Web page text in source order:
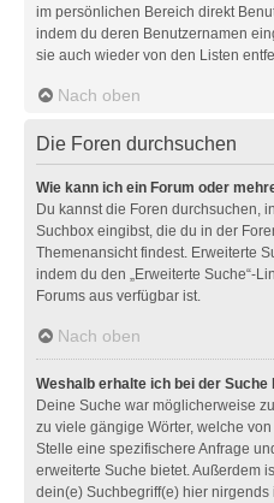
im persönlichen Bereich direkt
indem du deren Benutzernamen
sie auch wieder von den Listen
Nach oben
Die Foren durchsuchen
Wie kann ich ein Forum oder
Du kannst die Foren durchsuchen,
Suchbox eingibst, die du in der
Themenansicht findest. Erweiterte
indem du den „Erweiterte Suche“-
Forums aus verfügbar ist.
Nach oben
Weshalb erhalte ich bei der
Deine Suche war möglicherweise
zu viele gängige Wörter, welche
Stelle eine spezifischere Anfrage
erweiterte Suche bietet. Außerdem
dein(e) Suchbegriff(e) hier